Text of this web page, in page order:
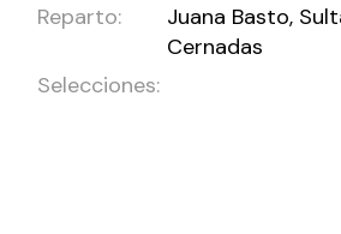
Reparto:
Juana Basto,
Cernadas
Selecciones: